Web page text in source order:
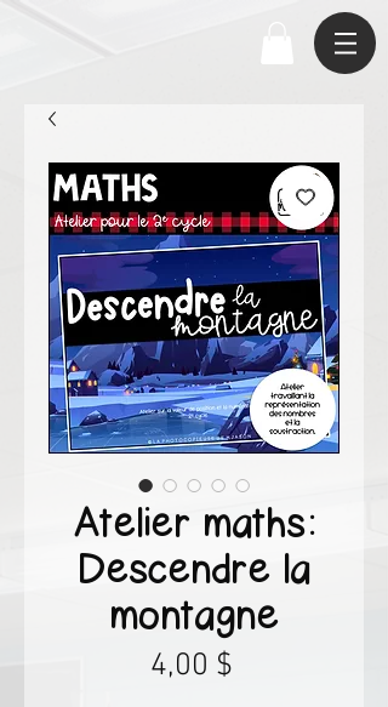
Atelier maths:
Descendre la
montagne
4,00 $Prix